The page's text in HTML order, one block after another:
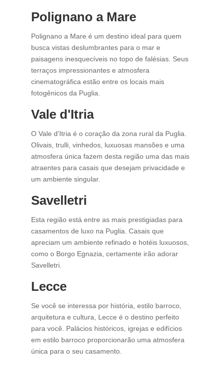
Polignano a Mare
Polignano a Mare é um destino ideal para quem
busca vistas deslumbrantes para o mar e
paisagens inesquecíveis no topo de falésias. Seus
terraços impressionantes e atmosfera
cinematográfica estão entre os locais mais
fotogênicos da Puglia.
Vale d'Itria
O Vale d'Itria é o coração da zona rural da Puglia.
Olivais, trulli, vinhedos, luxuosas mansões e uma
atmosfera única fazem desta região uma das mais
atraentes para casais que desejam privacidade e
um ambiente singular.
Savelletri
Esta região está entre as mais prestigiadas para
casamentos de luxo na Puglia. Casais que
apreciam um ambiente refinado e hotéis luxuosos,
como o Borgo Egnazia, certamente irão adorar
Savelletri.
Lecce
Se você se interessa por história, estilo barroco,
arquitetura e cultura, Lecce é o destino perfeito
para você. Palácios históricos, igrejas e edifícios
em estilo barroco proporcionarão uma atmosfera
única para o seu casamento.